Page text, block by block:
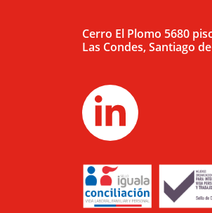
Cerro El Plomo 5680
Las Condes, Santiago